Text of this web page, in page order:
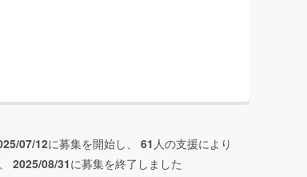
07/12に募集を開始し、 61 人の支援により
2025/08/31に募集を終了しました